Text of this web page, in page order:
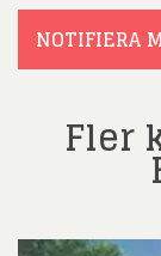
NOTIFIERA
Fler